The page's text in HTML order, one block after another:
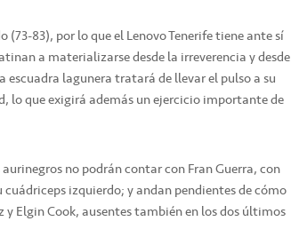
(73-83), por lo que el Lenovo Tenerife tiene ante sí
a materializarse desde la irreverencia y desde
lagunera tratará de llevar el pulso a su
lo que exigirá además un ejercicio importante de
no podrán contar con Fran Guerra, con
izquierdo; y andan pendientes de cómo
y Elgin Cook, ausentes también en los dos últimos